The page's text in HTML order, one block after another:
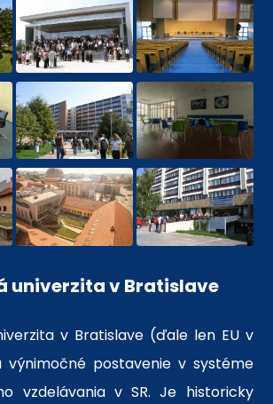
univerzita v Bratislave
v Bratislave (ďale len EU v
výnimočné postavenie v systéme
vzdelávania v SR. Je historicky